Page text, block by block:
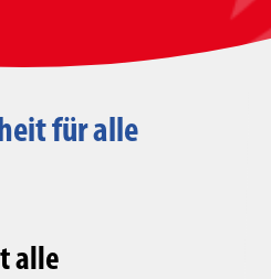
für alle
alle